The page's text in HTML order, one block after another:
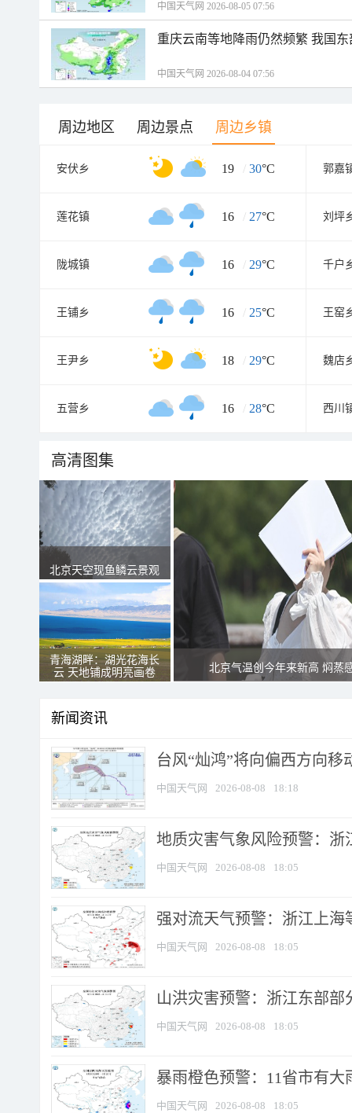
中国天气网 2026-08-05 07:56
重庆云南等地降雨仍然频繁 我国
中国天气网 2026-08-04 07:56
周边地区 周边景点 周边乡镇
安伏乡 19 / 30°C 郭嘉
莲花镇 16 / 27°C 刘坪
陇城镇 16 / 29°C 千户
王铺乡 16 / 25°C 王窑
王尹乡 18 / 29°C 魏店
五营乡 16 / 28°C 西川
高清图集
北京天空现鱼鳞云景观
青海湖畔：湖光花海长
云 天地铺成明亮画卷
北京气温创今年来新高 焖蒸
新闻资讯
台风“灿鸿”将向偏西方向移
中国天气网 2026-08-08 18:18
地质灾害气象风险预警：
中国天气网 2026-08-08 18:05
强对流天气预警：浙江上海
中国天气网 2026-08-08 18:05
山洪灾害预警：浙江东部
中国天气网 2026-08-08 18:05
暴雨橙色预警：11省市有
中国天气网 2026-08-08 18:05